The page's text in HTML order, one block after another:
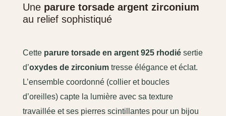
Une parure torsade argent zirconium
au relief sophistiqué
Cette parure torsade en argent 925 rhodiésertie
d’oxydes de zirconiumtresse élégance et éclat.
L’ensemble coordonné (collier et boucles
d’oreilles) capte la lumière avec sa texture
travaillée et ses pierres scintillantes pour un bijou